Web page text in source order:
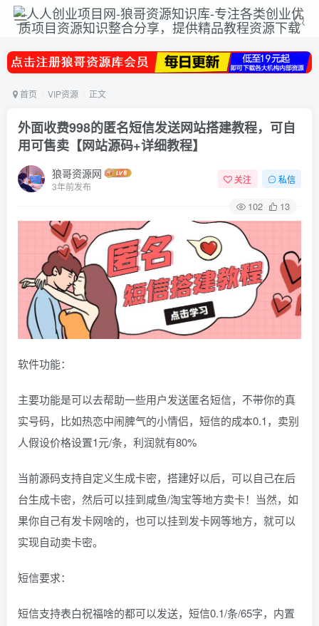
首页 VIP资源 正文
外面收费998的匿名短信发送网站搭建教程，可自
用可售卖【网站源码+详细教程】
狼哥资源网
3年前发布
关注 私信
102 13
软件功能：
主要功能是可以去帮助一些用户发送匿名短信，不带你的真
实号码，比如热恋中闹脾气的小情侣，短信的成本0.1，卖别
人假设价格设置1元/条，利润就有80%
当前源码支持自定义生成卡密，搭建好以后，可以自己在后
台生成卡密，然后可以挂到咸鱼/淘宝等地方卖卡！当然，如
果你自己有发卡网啥的，也可以挂到发卡网等地方，就可以
实现自动卖卡密。
短信要求：
短信支持表白祝福啥的都可以发送，短信0.1/条/65字，内置